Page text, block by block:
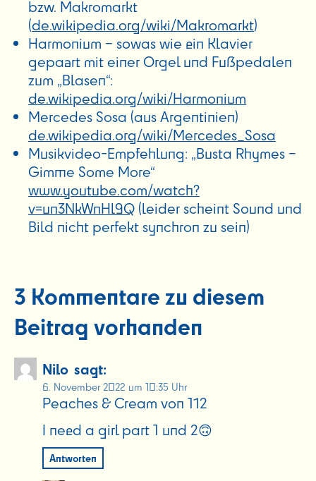
bzw. Makromarkt
(de.wikipedia.org/wiki/Makromarkt)
Harmonium – sowas wie ein Klavier
gepaart mit einer Orgel und Fußpedalen
zum „Blasen“:
de.wikipedia.org/wiki/Harmonium
Mercedes Sosa (aus Argentinien)
de.wikipedia.org/wiki/Mercedes_Sosa
Musikvideo-Empfehlung: „Busta Rhymes –
Gimme Some More“
www.youtube.com/watch?
v=un3NkWnHl9Q (leider scheint Sound und
Bild nicht perfekt synchron zu sein)
3 Kommentare zu diesem
Beitrag vorhanden
Nilo sagt:
6. November 2022 um 10:35 Uhr
Peaches & Cream von 112
I need a girl part 1 und 2🙃
Antworten